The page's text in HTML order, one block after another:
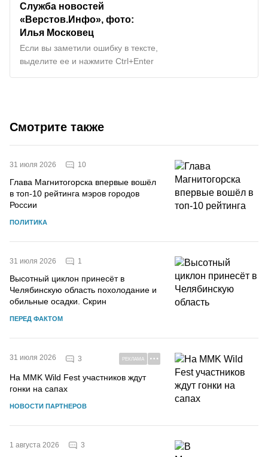
Служба новостей
«Верстов.Инфо», фото:
Илья Московец
Если вы заметили ошибку в тексте,
выделите ее и нажмите Ctrl+Enter
Смотрите также
31 июля 2026 10
Глава Магнитогорска впервые вошёл
в топ-10 рейтинга мэров городов
России
ПОЛИТИКА
31 июля 2026 1
Высотный циклон принесёт в
Челябинскую область похолодание и
обильные осадки. Скрин
ПЕРЕД ФАКТОМ
31 июля 2026 3 РЕКЛАМА
На MMK Wild Fest участников ждут
гонки на сапах
НОВОСТИ ПАРТНЕРОВ
1 августа 2026 3